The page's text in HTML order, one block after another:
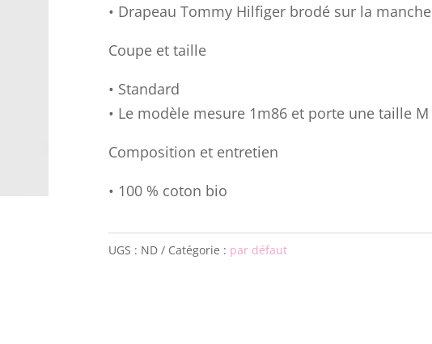
• Drapeau Tommy Hilfiger brodé sur la manche
Coupe et taille
• Standard
• Le modèle mesure 1m86 et porte une taille M
Composition et entretien
• 100 % coton bio
UGS : ND Catégorie : par défaut